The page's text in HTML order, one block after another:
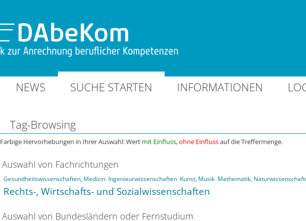
NEWS SUCHE STARTEN INFORMATIONEN
Tag-Browsing
Farbige Hervorhebungen in Ihrer Auswahl: Wert mit Einfluss,ohne Einflussauf die Treffermenge.
Auswahl von Fachrichtungen
Gesundheitswissenschaften, Medizin Ingenieurwissenschaften Kunst, Musik Mathematik,
Rechts-, Wirtschafts- und Sozialwissenschaften
Auswahl von Bundesländern oder Fernstudium